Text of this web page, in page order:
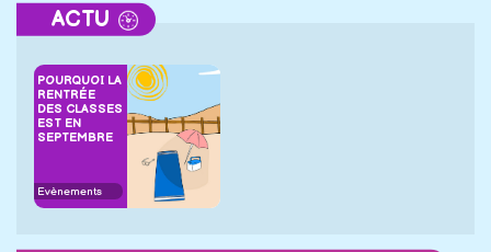
ACTU
POURQUOI LA
RENTRÉE
DES CLASSES
EST EN
SEPTEMBRE
Evènements